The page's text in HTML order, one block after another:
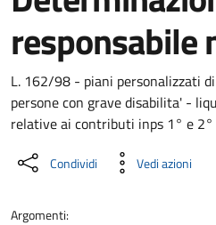
responsabile
Dettaglio del documento
L. 162/98 - piani personalizzati
persone con grave disabilita' -
relative ai contributi inps 1° e
Condividi Vedi azioni
Argomenti: